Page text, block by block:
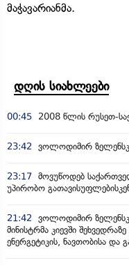
მაჭავარიანმა.
დღის სიახლეები
00:45 2008 წლის რუსეთ-
23:42 ვოლოდიმირ
23:17 მოვუწოდებ
უპირობო
21:42
ვოლოდიმირ
მინისტრმა კიევში
ენერგეტიკის, ნავთობისა